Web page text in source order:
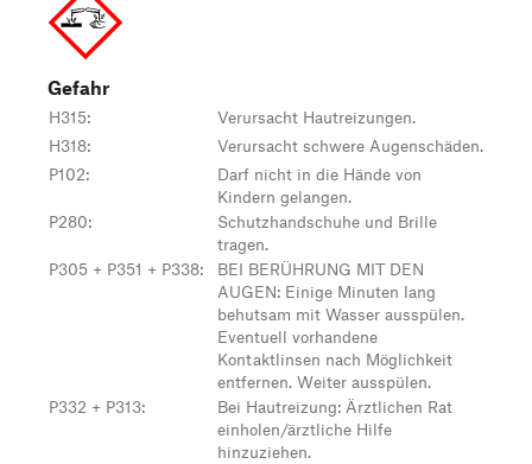
Gefahr
H315:
Verursacht Hautreizungen.
H318:
Verursacht schwere Augenschäden.
P102:
Darf nicht in die Hände von
Kindern gelangen.
P280:
Schutzhandschuhe und Brille
tragen.
P305 + P351 + P338:
BEI BERÜHRUNG MIT DEN
AUGEN: Einige Minuten lang
behutsam mit Wasser ausspülen.
Eventuell vorhandene
Kontaktlinsen nach Möglichkeit
entfernen. Weiter ausspülen.
P332 + P313:
Bei Hautreizung: Ärztlichen Rat
einholen/ärztliche Hilfe
hinzuziehen.